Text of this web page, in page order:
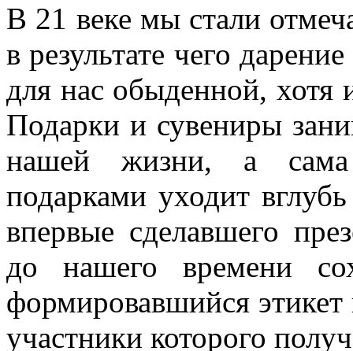
В 21 веке мы стали
в результате чего
для нас обыденной, хотя
Подарки и сувениры
нашей жизни, а сама
подарками уходит
впервые сделавшего
до нашего времени
формировавшийся этикет
участники которого